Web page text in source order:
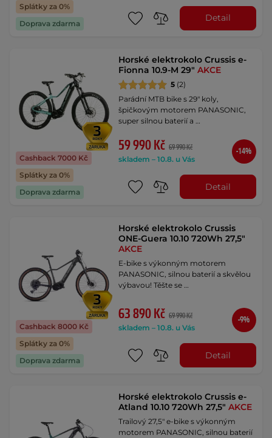
Splátky za 0%
Doprava zdarma
Detail
Cashback 7000 Kč
Splátky za 0%
Doprava zdarma
Horské elektrokolo Crussis e-
Fionna 10.9-M 29"AKCE
5 (2)
Parádní MTB bike s 29" koly,
špičkovým motorem PANASONIC,
super silnou baterií a …
59 990 Kč 69 990 Kč
skladem – 10.8. u Vás
-14%
Detail
Cashback 8000 Kč
Splátky za 0%
Doprava zdarma
Horské elektrokolo Crussis
ONE-Guera 10.10 720Wh 27,5"
AKCE
E-bike s výkonným motorem
PANASONIC, silnou baterií a skvělou
výbavou! Těšte se …
63 890 Kč 69 990 Kč
skladem – 10.8. u Vás
-9%
Detail
Horské elektrokolo Crussis e-
Atland 10.10 720Wh 27,5"AKCE
Trailový 27,5" e-bike s výkonným
motorem PANASONIC, silnou baterií